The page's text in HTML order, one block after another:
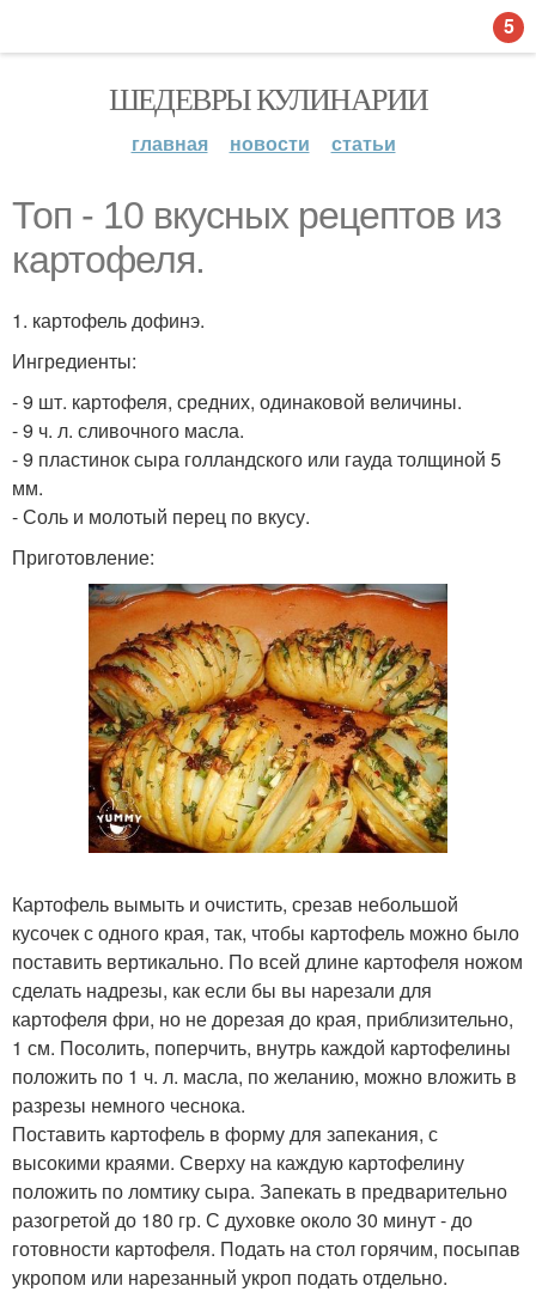
ШЕДЕВРЫ КУЛИНАРИИ
главная новости статьи
Топ - 10 вкусных рецептов из
картофеля.
1. картофель дофинэ.
Ингредиенты:
- 9 шт. картофеля, средних, одинаковой величины.
- 9 ч. л. сливочного масла.
- 9 пластинок сыра голландского или гауда толщиной 5
мм.
- Соль и молотый перец по вкусу.
Приготовление:
Картофель вымыть и очистить, срезав небольшой
кусочек с одного края, так, чтобы картофель можно было
поставить вертикально. По всей длине картофеля ножом
сделать надрезы, как если бы вы нарезали для
картофеля фри, но не дорезая до края, приблизительно,
1 см. Посолить, поперчить, внутрь каждой картофелины
положить по 1 ч. л. масла, по желанию, можно вложить в
разрезы немного чеснока.
Поставить картофель в форму для запекания, с
высокими краями. Сверху на каждую картофелину
положить по ломтику сыра. Запекать в предварительно
разогретой до 180 гр. С духовке около 30 минут - до
готовности картофеля. Подать на стол горячим, посыпав
укропом или нарезанный укроп подать отдельно.
5